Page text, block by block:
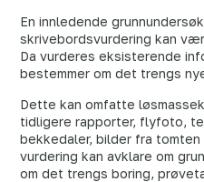
En innledende
skrivebordsvurdering kan
Da vurderes eksisterende
bestemmer om det trengs
Dette kan omfatte
tidligere rapporter, flyfoto,
bekkedaler, bilder fra tomten
vurdering kan avklare om
om det trengs boring,